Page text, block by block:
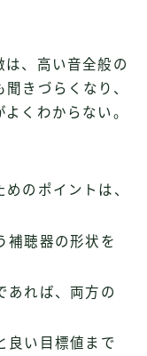
は、高い音全般の
きづらくなり、
くわからない。
のポイントは、
補聴器の形状を
あれば、両方の
良い目標値まで